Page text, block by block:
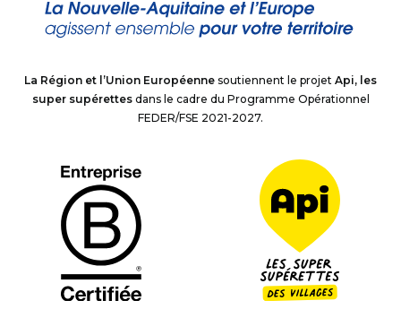
La Région et l’Union Européenne soutiennent le projet Api, les
super supérettesdans le cadre du Programme Opérationnel
FEDER/FSE 2021-2027.